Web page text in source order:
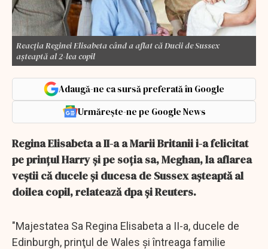
Reacția Reginei Elisabeta când a aflat că Ducii de Sussex
așteaptă al 2-lea copil
Adaugă-ne ca sursă preferată în Google
Urmărește-ne pe Google News
Regina Elisabeta a II-a a Marii Britanii i-a felicitat
pe prinţul Harry şi pe soţia sa, Meghan, la aflarea
veştii că ducele şi ducesa de Sussex aşteaptă al
doilea copil, relatează dpa şi Reuters.
"Majestatea Sa Regina Elisabeta a II-a, ducele de
Edinburgh, prinţul de Wales şi întreaga familie